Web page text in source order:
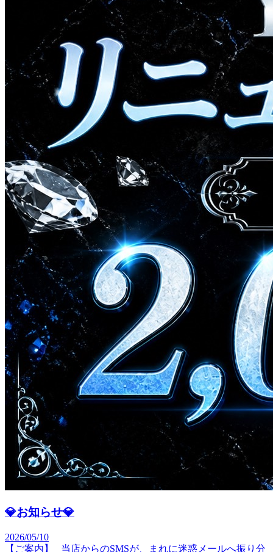
💎お知らせ💎
2026/05/10
【ご案内】 当店からのSMSが、まれに迷惑メールへ振り分